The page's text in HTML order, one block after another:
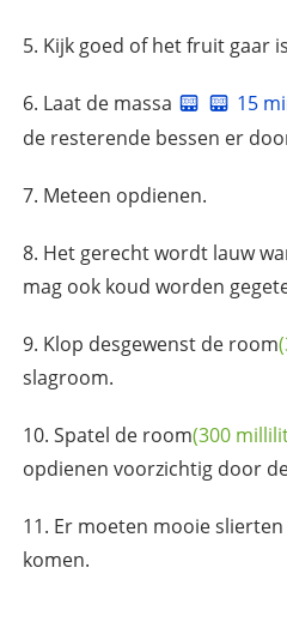
Kijk goed of het fruit gaar
Laat de massa 15
de resterende bessen er
Meteen opdienen.
Het gerecht wordt lauw
mag ook koud worden
Klop desgewenst de room
slagroom.
Spatel de room(300
opdienen voorzichtig door
Er moeten mooie
komen.